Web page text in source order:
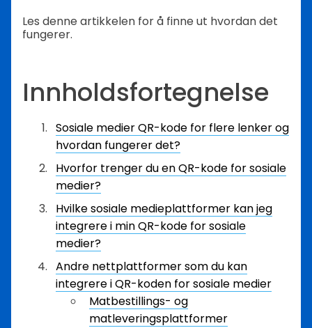
Les denne artikkelen for å finne ut hvordan det
fungerer.
Innholdsfortegnelse
Sosiale medier QR-kode for flere lenker og
hvordan fungerer det?
Hvorfor trenger du en QR-kode for sosiale
medier?
Hvilke sosiale medieplattformer kan jeg
integrere i min QR-kode for sosiale
medier?
Andre nettplattformer som du kan
integrere i QR-koden for sosiale medier
Matbestillings- og
matleveringsplattformer